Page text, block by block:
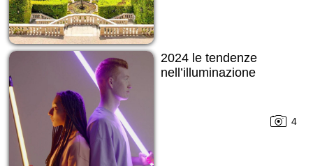
2024 le tendenze
nell’illuminazione
4